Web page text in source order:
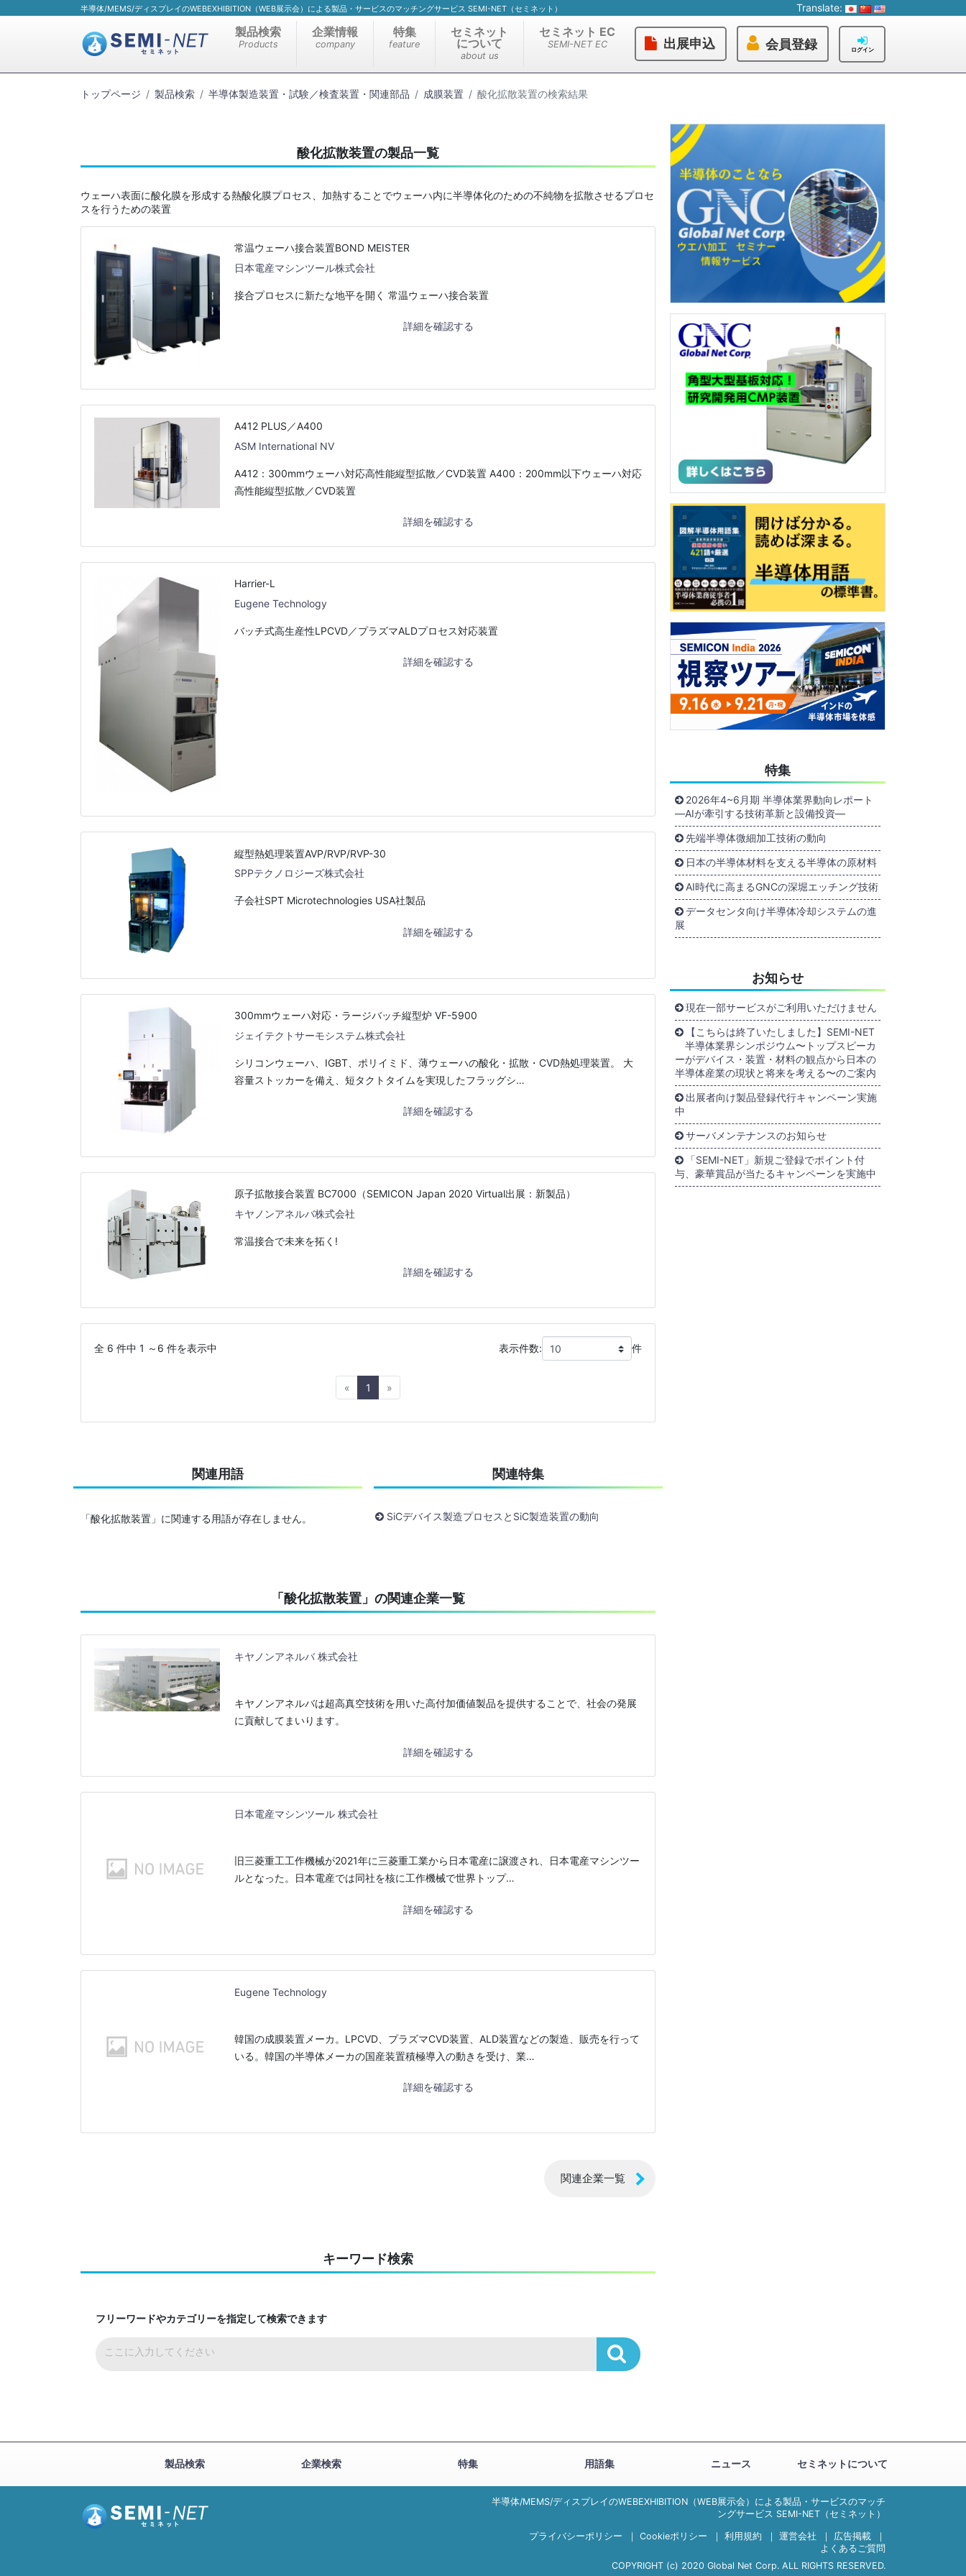
半導体/MEMS/ディスプレイのWEBEXHIBITION（WEB展示会）による製品・サービスのマッチングサービス SEMI-NET（セミネット） Translate:
製品検索
Products
企業情報
company
特集
feature
セミネット
について
about us
セミネット EC
SEMI-NET EC 出展申込 会員登録 ログイン
トップページ 製品検索 半導体製造装置・試験／検査装置・関連部品 成膜装置 酸化拡散装置の検索結果
酸化拡散装置の製品一覧
ウェーハ表面に酸化膜を形成する熱酸化膜プロセス、加熱することでウェーハ内に半導体化のための不純物を拡散させるプロセ
スを行うための装置
常温ウェーハ接合装置BOND MEISTER
日本電産マシンツール株式会社
接合プロセスに新たな地平を開く 常温ウェーハ接合装置
詳細を確認する
A412 PLUS／A400
ASM International NV
A412：300mmウェーハ対応高性能縦型拡散／CVD装置 A400：200mm以下ウェーハ対応
高性能縦型拡散／CVD装置
詳細を確認する
Harrier-L
Eugene Technology
バッチ式高生産性LPCVD／プラズマALDプロセス対応装置
詳細を確認する
縦型熱処理装置AVP/RVP/RVP-30
SPPテクノロジーズ株式会社
子会社SPT Microtechnologies USA社製品
詳細を確認する
300mmウェーハ対応・ラージバッチ縦型炉 VF-5900
ジェイテクトサーモシステム株式会社
シリコンウェーハ、IGBT、ポリイミド、薄ウェーハの酸化・拡散・CVD熱処理装置。 大
容量ストッカーを備え、短タクトタイムを実現したフラッグシ…
詳細を確認する
原子拡散接合装置 BC7000（SEMICON Japan 2020 Virtual出展：新製品）
キヤノンアネルバ株式会社
常温接合で未来を拓く!
詳細を確認する
全 6 件中 1 ～6 件を表示中 表示件数: 件
« Previous
1 »Next
関連用語 関連特集
「酸化拡散装置」に関連する用語が存在しません。 SiCデバイス製造プロセスとSiC製造装置の動向
「酸化拡散装置」の関連企業一覧
キヤノンアネルバ 株式会社
キヤノンアネルバは超高真空技術を用いた高付加価値製品を提供することで、社会の発展
に貢献してまいります。
詳細を確認する
日本電産マシンツール 株式会社
旧三菱重工工作機械が2021年に三菱重工業から日本電産に譲渡され、日本電産マシンツー
ルとなった。日本電産では同社を核に工作機械で世界トップ…
詳細を確認する
Eugene Technology
韓国の成膜装置メーカ。LPCVD、プラズマCVD装置、ALD装置などの製造、販売を行って
いる。韓国の半導体メーカの国産装置積極導入の動きを受け、業…
詳細を確認する
関連企業一覧
キーワード検索
フリーワードやカテゴリーを指定して検索できます
特集
2026年4~6月期 半導体業界動向レポート
―AIが牽引する技術革新と設備投資―
先端半導体微細加工技術の動向
日本の半導体材料を支える半導体の原材料
AI時代に高まるGNCの深堀エッチング技術
データセンタ向け半導体冷却システムの進
展
お知らせ
現在一部サービスがご利用いただけません
【こちらは終了いたしました】SEMI-NET
半導体業界シンポジウム〜トップスピーカ
ーがデバイス・装置・材料の観点から日本の
半導体産業の現状と将来を考える〜のご案内
出展者向け製品登録代行キャンペーン実施
中
サーバメンテナンスのお知らせ
「SEMI-NET」新規ご登録でポイント付
与、豪華賞品が当たるキャンペーンを実施中
製品検索 企業検索 特集 用語集 ニュース セミネットについて
半導体/MEMS/ディスプレイのWEBEXHIBITION（WEB展示会）による製品・サービスのマッチ
ングサービス SEMI-NET（セミネット）
プライバシーポリシー ｜ Cookieポリシー ｜ 利用規約 ｜ 運営会社 ｜ 広告掲載
｜
よくあるご質問
COPYRIGHT (c) 2020 Global Net Corp. ALL RIGHTS RESERVED.